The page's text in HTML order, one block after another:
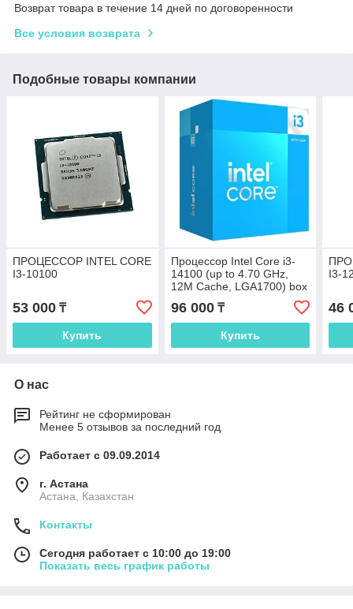
Возврат товара в течение 14 дней по договоренности
Все условия возврата
Подобные товары компании
ПРОЦЕССОР INTEL СORE
I3-10100
53 000 ₸
Купить
Процессор Intel Core i3-
14100 (up to 4.70 GHz,
12M Cache, LGA1700) box
96 000₸
Купить
I3-
46
О нас
Рейтинг не сформирован
Менее 5 отзывов за последний год
Работает с 09.09.2014
г. Астана
Астана, Казахстан
Контакты
Сегодня работает с 10:00 до 19:00
Показать весь график работы